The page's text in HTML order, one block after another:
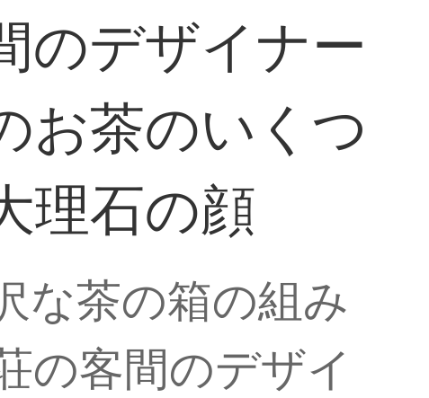
のデザイナー
お茶のいくつ
理石の顔
な茶の箱の組み
の客間のデザイ